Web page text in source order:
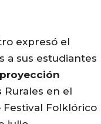
expresó el
a sus estudiantes
proyección
Rurales en el
Folklórico